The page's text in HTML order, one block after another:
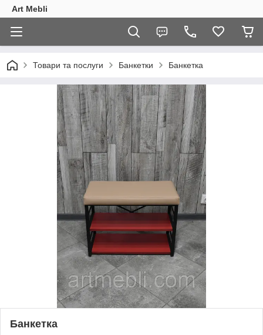
Art Mebli
Товари та послуги Банкетки Банкетка
Банкетка